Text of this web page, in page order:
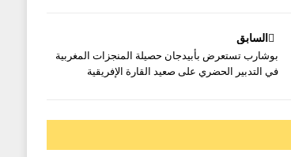
السابق
بوشارب تستعرض بأبيدجان حصيلة المنجزات المغربية
في التدبير الحضري على صعيد القارة الإفريقية